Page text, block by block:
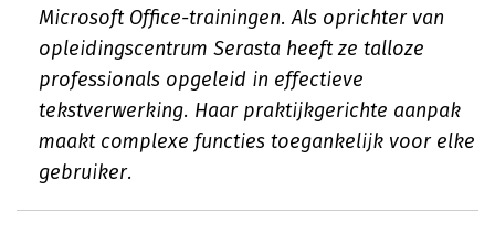
Microsoft Office-trainingen. Als oprichter van
opleidingscentrum Serasta heeft ze talloze
professionals opgeleid in effectieve
tekstverwerking. Haar praktijkgerichte aanpak
maakt complexe functies toegankelijk voor elke
gebruiker.